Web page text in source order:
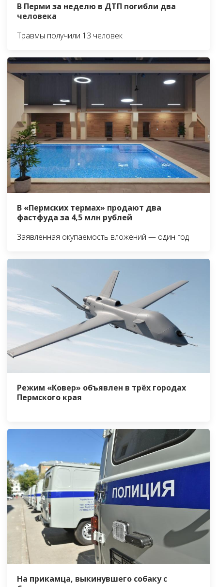
В Перми за неделю в ДТП погибли два
человека
Травмы получили 13 человек
В «Пермских термах» продают два
фастфуда за 4,5 млн рублей
Заявленная окупаемость вложений — один год
Режим «Ковер» объявлен в трёх городах
Пермского края
На прикамца, выкинувшего собаку с